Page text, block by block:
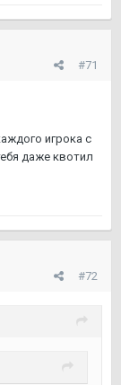
#71
игрока с
даже квотил
#72